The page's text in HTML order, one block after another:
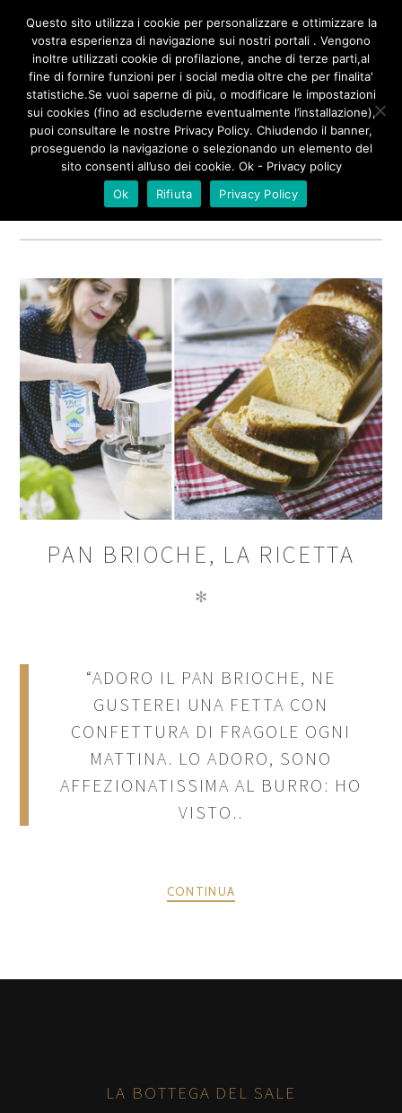
MARMELLATA
Tagged
PAN BRIOCHE, LA RICETTA
✻
“ADORO IL PAN BRIOCHE, NE
GUSTEREI UNA FETTA CON
CONFETTURA DI FRAGOLE OGNI
MATTINA. LO ADORO, SONO
AFFEZIONATISSIMA AL BURRO: HO
VISTO..
CONTINUA
LA BOTTEGA DEL SALE
Questo sito utilizza i cookie per personalizzare e ottimizzare la
vostra esperienza di navigazione sui nostri portali . Vengono
inoltre utilizzati cookie di profilazione, anche di terze parti,al
fine di fornire funzioni per i social media oltre che per finalita'
statistiche.Se vuoi saperne di più, o modificare le impostazioni
sui cookies (fino ad escluderne eventualmente l’installazione),
puoi consultare le nostre Privacy Policy. Chiudendo il banner,
proseguendo la navigazione o selezionando un elemento del
sito consenti all’uso dei cookie. Ok - Privacy policy
Ok
Rifiuta Privacy Policy